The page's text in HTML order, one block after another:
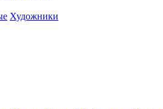
Художники